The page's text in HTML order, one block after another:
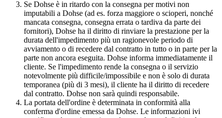
Se Dohse è in ritardo con la consegna per motivi non
imputabili a Dohse (ad es. forza maggiore o scioperi, nonché
mancata consegna, consegna errata o tardiva da parte dei
fornitori), Dohse ha il diritto di rinviare la prestazione per la
durata dell'impedimento più un ragionevole periodo di
avviamento o di recedere dal contratto in tutto o in parte per la
parte non ancora eseguita. Dohse informa immediatamente il
cliente. Se l'impedimento rende la consegna o il servizio
notevolmente più difficile/impossibile e non è solo di durata
temporanea (più di 3 mesi), il cliente ha il diritto di recedere
dal contratto. Dohse non sarà quindi responsabile.
La portata dell'ordine è determinata in conformità alla
conferma d'ordine emessa da Dohse. Le informazioni ivi